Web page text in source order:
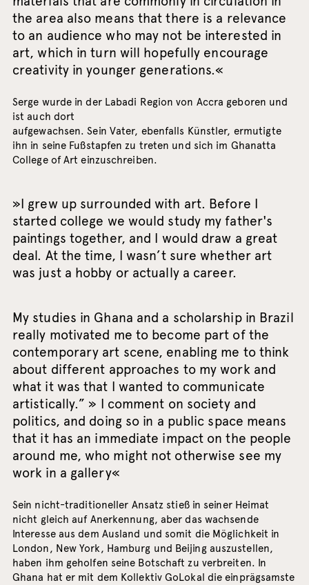
the area also means that there is a relevance
to an audience who may not be interested in
art, which in turn will hopefully encourage
creativity in younger generations.«
Serge wurde in der Labadi Region von Accra geboren und
ist auch dort
aufgewachsen. Sein Vater, ebenfalls Künstler, ermutigte
ihn in seine Fußstapfen zu treten und sich im Ghanatta
College of Art einzuschreiben.
»I grew up surrounded with art. Before I
started college we would study my father's
paintings together, and I would draw a great
deal. At the time, I wasn’t sure whether art
was just a hobby or actually a career.
My studies in Ghana and a scholarship in Brazil
really motivated me to become part of the
contemporary art scene, enabling me to think
about different approaches to my work and
what it was that I wanted to communicate
artistically.” » I comment on society and
politics, and doing so in a public space means
that it has an immediate impact on the people
around me, who might not otherwise see my
work in a gallery«
Sein nicht-traditioneller Ansatz stieß in seiner Heimat
nicht gleich auf Anerkennung, aber das wachsende
Interesse aus dem Ausland und somit die Möglichkeit in
London, New York, Hamburg und Beijing auszustellen,
haben ihm geholfen seine Botschaft zu verbreiten. In
Ghana hat er mit dem Kollektiv GoLokal die einprägsamste